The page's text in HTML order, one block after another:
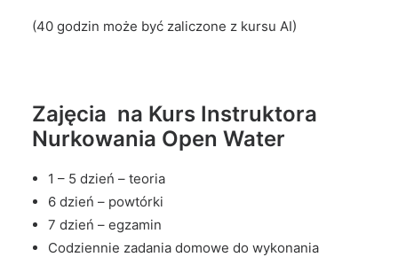
(40 godzin może być zaliczone z kursu AI)
Zajęcia na Kurs Instruktora
Nurkowania Open Water
1 – 5 dzień – teoria
6 dzień – powtórki
7 dzień – egzamin
Codziennie zadania domowe do wykonania